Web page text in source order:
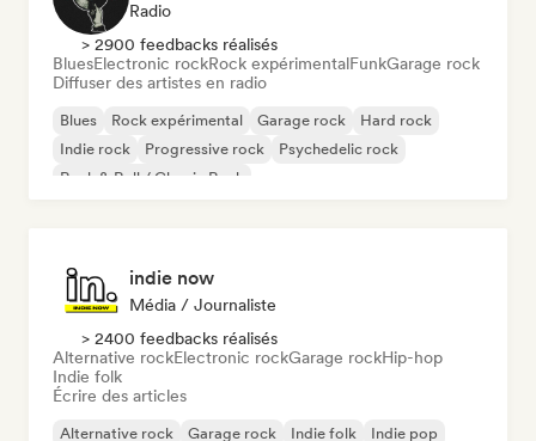
Radio
> 2900 feedbacks réalisés
BluesElectronic rockRock expérimentalFunkGarage rock
Diffuser des artistes en radio
Blues Rock expérimental Garage rock
Hard rock
Indie rock
Progressive rock
Psychedelic rock
Rock & Roll / Classic Rock
indie now
Média / Journaliste
> 2400 feedbacks réalisés
Alternative rockElectronic rockGarage rockHip-hop
Indie folk
Écrire des articles
Alternative rock Garage rock Indie folk
Indie pop